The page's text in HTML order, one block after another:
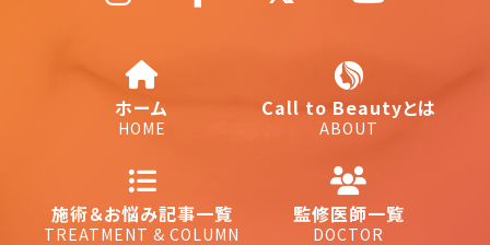
ホーム
HOME
Call to Beautyとは
ABOUT
施術＆お悩み記事一覧
TREATMENT & COLUMN
監修医師一覧
DOCTOR